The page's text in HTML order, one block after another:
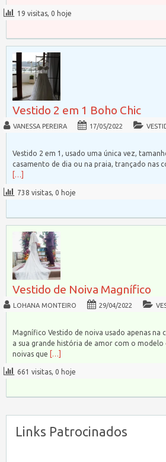
19 visitas, 0 hoje
Vestido 2 em 1 Boho Chic
VANESSA PEREIRA 17/05/2022
Vestido 2 em 1, usado uma única vez,
casamento de dia ou na praia, trançado nas
[…]
738 visitas, 0 hoje
Vestido de Noiva Magnífico
LOHANA MONTEIRO 29/04/2022
Magnífico Vestido de noiva usado apenas na
a sua grande história de amor com o modelo
noivas que
[…]
661 visitas, 0 hoje
Links Patrocinados